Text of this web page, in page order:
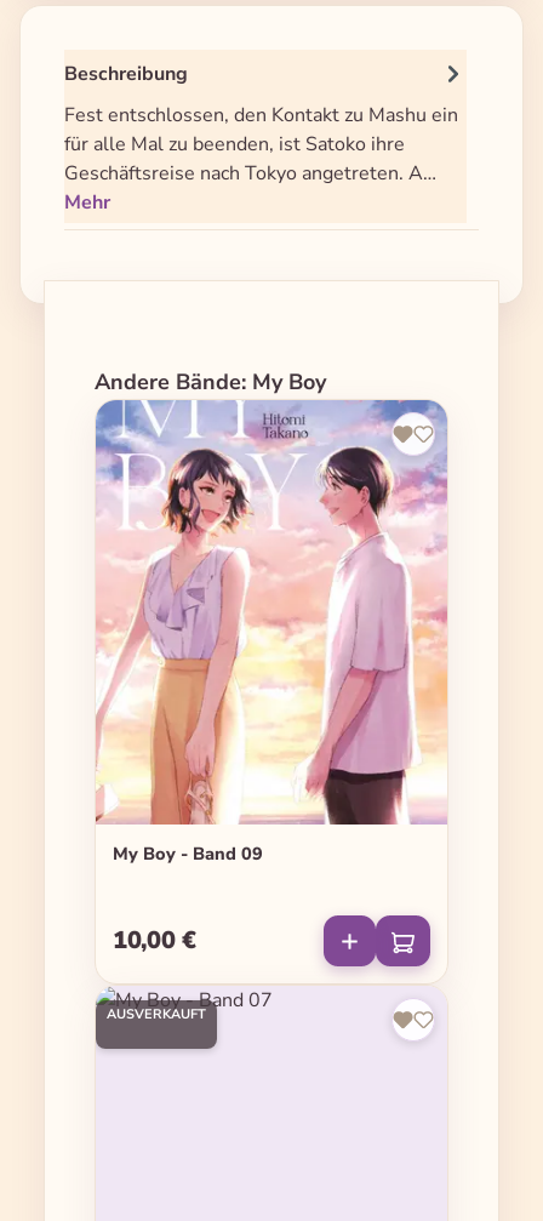
Beschreibung
Fest entschlossen, den Kontakt zu Mashu ein
für alle Mal zu beenden, ist Satoko ihre
Geschäftsreise nach Tokyo angetreten. A…
Mehr
Produktgalerie überspringen
Andere Bände: My Boy
My Boy - Band 09
Regulärer Preis:
10,00 €
AUSVERKAUFT